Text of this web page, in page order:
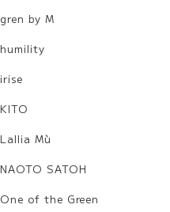
gren by M
humility
irise
KITO
Lallia Mù
NAOTO SATOH
One of the Green